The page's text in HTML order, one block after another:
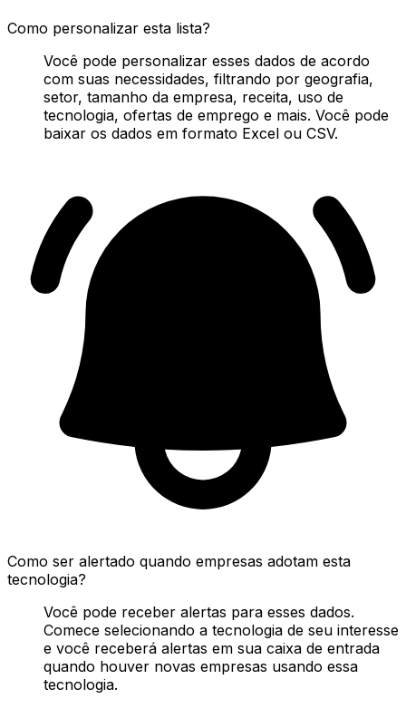
Como personalizar esta lista?
Você pode personalizar esses dados de acordo
com suas necessidades, filtrando por geografia,
setor, tamanho da empresa, receita, uso de
tecnologia, ofertas de emprego e mais. Você pode
baixar os dados em formato Excel ou CSV.
Como ser alertado quando empresas adotam esta
tecnologia?
Você pode receber alertas para esses dados.
Comece selecionando a tecnologia de seu interesse
e você receberá alertas em sua caixa de entrada
quando houver novas empresas usando essa
tecnologia.